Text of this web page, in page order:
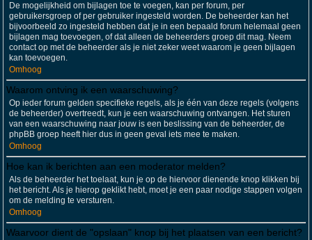
De mogelijkheid om bijlagen toe te voegen, kan per forum, per
gebruikersgroep of per gebruiker ingesteld worden. De beheerder kan het
bijvoorbeeld zo ingesteld hebben dat je in een bepaald forum helemaal geen
bijlagen mag toevoegen, of dat alleen de beheerders groep dit mag. Neem
contact op met de beheerder als je niet zeker weet waarom je geen bijlagen
kan toevoegen.
Omhoog
Waarom ontving ik een waarschuwing?
Op ieder forum gelden specifieke regels, als je één van deze regels (volgens
de beheerder) overtreedt, kun je een waarschuwing ontvangen. Het sturen
van een waarschuwing naar jouw is een beslissing van de beheerder, de
phpBB groep heeft hier dus in geen geval iets mee te maken.
Omhoog
Hoe kan ik berichten aan een moderator melden?
Als de beheerder het toelaat, kun je op de hiervoor dienende knop klikken bij
het bericht. Als je hierop geklikt hebt, moet je een paar nodige stappen volgen
om de melding te versturen.
Omhoog
Waarvoor dient de "opslaan" knop bij het plaatsen van een bericht?